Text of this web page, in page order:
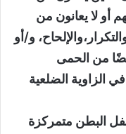
أو لا يعانون من
و/أو
من الحمى
الزاوية الضلعية
البطن متمركزة